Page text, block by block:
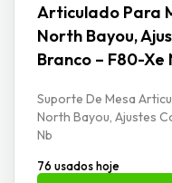
Articulado Para
North Bayou,
Branco – F80-Xe
Suporte De Mesa
North Bayou, Ajustes
Nb
76 usados hoje